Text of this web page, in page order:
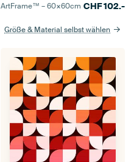
ArtFrame™ –60×60cm CHF102.-
Größe & Material selbst wählen